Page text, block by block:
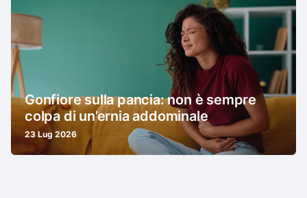
Gonfiore sulla pancia: non è sempre
colpa di un’ernia addominale
23 Lug 2026